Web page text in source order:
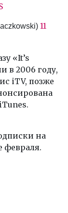
11
«It’s
в 2006 году,
iTV, позже
на
февраля.